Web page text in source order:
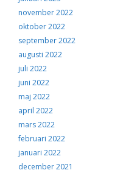
november 2022
oktober 2022
september 2022
augusti 2022
juli 2022
juni 2022
maj 2022
april 2022
mars 2022
februari 2022
januari 2022
december 2021